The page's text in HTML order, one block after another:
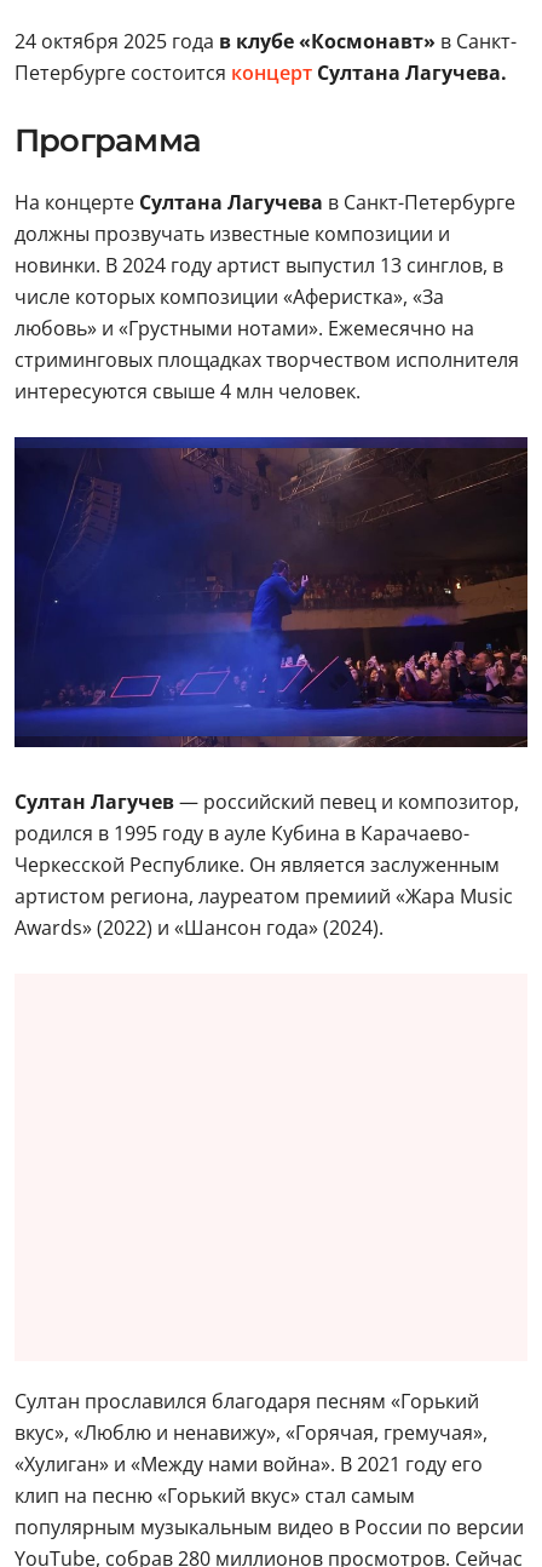
24 октября 2025 года в клубе «Космонавт» в Санкт-
Петербурге состоится концерт Султана Лагучева.
Программа
На концерте Султана Лагучева в Санкт-Петербурге
должны прозвучать известные композиции и
новинки. В 2024 году артист выпустил 13 синглов, в
числе которых композиции «Аферистка», «За
любовь» и «Грустными нотами». Ежемесячно на
стриминговых площадках творчеством исполнителя
интересуются свыше 4 млн человек.
Султан Лагучев— российский певец и композитор,
родился в 1995 году в ауле Кубина в Карачаево-
Черкесской Республике. Он является заслуженным
артистом региона, лауреатом премиий «Жара Music
Awards» (2022) и «Шансон года» (2024).
Султан прославился благодаря песням «Горький
вкус», «Люблю и ненавижу», «Горячая, гремучая»,
«Хулиган» и «Между нами война». В 2021 году его
клип на песню «Горький вкус» стал самым
популярным музыкальным видео в России по версии
YouTube, собрав 280 миллионов просмотров. Сейчас